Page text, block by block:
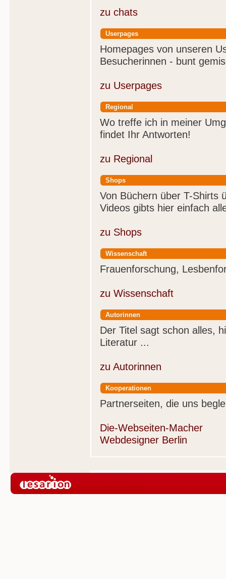
zu chats
Userpages
Homepages von unseren
Besucherinnen - bunt
zu Userpages
Regional
Wo treffe ich in meiner
findet Ihr Antworten!
zu Regional
Shops
Von Büchern über T-Shirts
Videos gibts hier einfach
zu Shops
Wissenschaft
Frauenforschung,
zu Wissenschaft
Autorinnen
Der Titel sagt schon alles,
Literatur ...
zu Autorinnen
Kooperationen
Partnerseiten, die uns
Die-Webseiten-Macher
Webdesigner Berlin